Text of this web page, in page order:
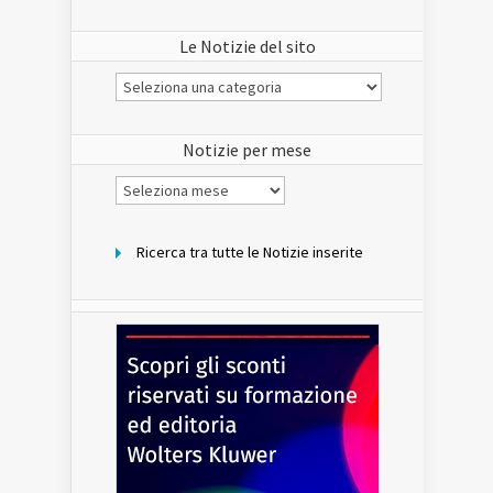
Le Notizie del sito
Le
Notizie
Notizie per mese
Notizie
per
Ricerca tra tutte le Notizie inserite